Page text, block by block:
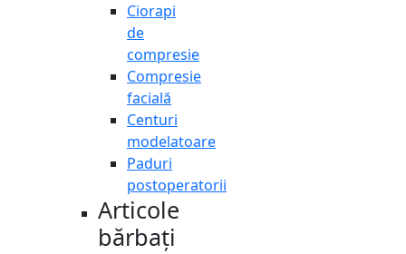
Ciorapi
de
compresie
Compresie
facială
Centuri
modelatoare
Paduri
postoperatorii
Articole
bărbați